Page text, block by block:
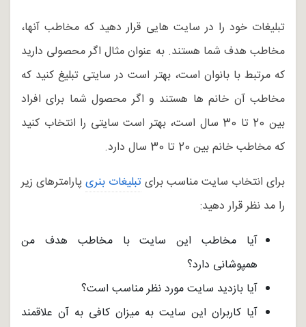
تبلیغات خود را در سایت هایی قرار دهید که مخاطب آنها،
مخاطب هدف شما هستند. به عنوان مثال اگر محصولی دارید
که مرتبط با بانوان است، بهتر است در سایتی تبلیغ کنید که
مخاطب آن خانم ها هستند و اگر محصول شما برای افراد
بین 20 تا 30 سال است، بهتر است سایتی را انتخاب کنید
که مخاطب خانم بین 20 تا 30 سال دارد.
برای انتخاب سایت مناسب برایتبلیغات بنری پارامترهای زیر
را مد نظر قرار دهید:
آیا مخاطب این سایت با مخاطب هدف من
همپوشانی دارد؟
آیا بازدید سایت مورد نظر مناسب است؟
آیا کاربران این سایت به میزان کافی به آن علاقمند